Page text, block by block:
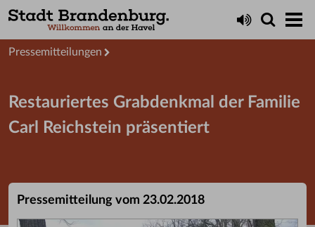
Presseservice
Pressemitteilungen
Restauriertes Grabdenkmal der Familie
Carl Reichstein präsentiert
Pressemitteilung vom 23.02.2018